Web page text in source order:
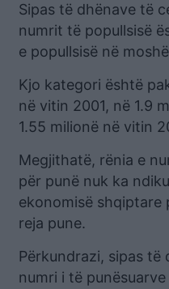
Sipas të dhënave të
numrit të popullsisë
e popullsisë në
Kjo kategori është
në vitin 2001, në 1.9
1.55 milionë në vitin
Megjithatë, rënia e
për punë nuk ka
ekonomisë shqiptare
reja pune.
Përkundrazi, sipas të
numri i të